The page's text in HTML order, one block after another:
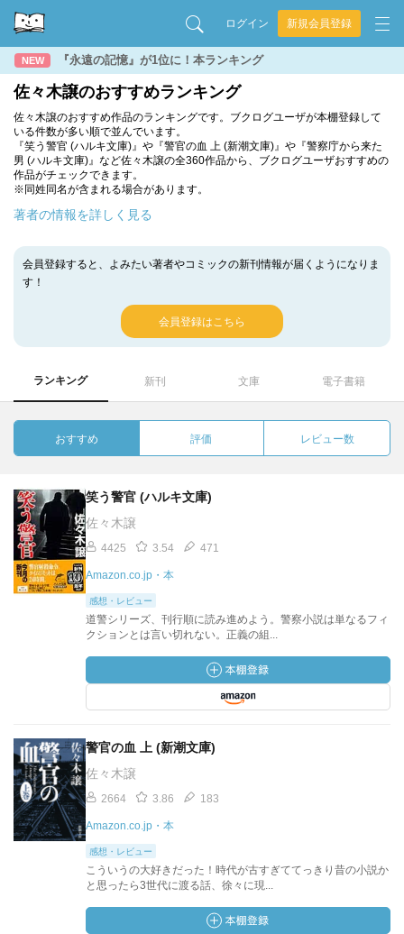
ログイン 新規会員登録
NEW 『永遠の記憶』が1位に！本ランキング
佐々木譲のおすすめランキング
佐々木譲のおすすめ作品のランキングです。ブクログユーザが本棚登録して
いる件数が多い順で並んでいます。
『笑う警官 (ハルキ文庫)』や『警官の血 上 (新潮文庫)』や『警察庁から来た
男 (ハルキ文庫)』など佐々木譲の全360作品から、ブクログユーザおすすめの
作品がチェックできます。
※同姓同名が含まれる場合があります。
著者の情報を詳しく見る
会員登録すると、よみたい著者やコミックの新刊情報が届くようになりま
す！
会員登録はこちら
ランキング 新刊 文庫 電子書籍
おすすめ 評価 レビュー数
笑う警官 (ハルキ文庫)
佐々木譲
4425 3.54 471
Amazon.co.jp・本
感想・レビュー
道警シリーズ、刊行順に読み進めよう。警察小説は単なるフィ
クションとは言い切れない。正義の組...
警官の血 上 (新潮文庫)
佐々木譲
2664 3.86 183
Amazon.co.jp・本
感想・レビュー
こういうの大好きだった！時代が古すぎててっきり昔の小説か
と思ったら3世代に渡る話、徐々に現...